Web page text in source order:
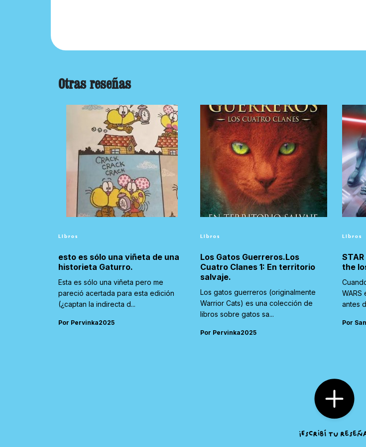
Otras reseñas
Libros
esto es sólo una viñeta de una
historieta Gaturro.
Esta es sólo una viñeta pero me
pareció acertada para esta edición
(¿captan la indirecta d...
Por Pervinka2025
Libros
Los Gatos Guerreros.Los
Cuatro Clanes 1: En territorio
salvaje.
Los gatos guerreros (originalmente
Warrior Cats) es una colección de
libros sobre gatos sa...
Por Pervinka2025
Libros
the
WARS
antes
Por